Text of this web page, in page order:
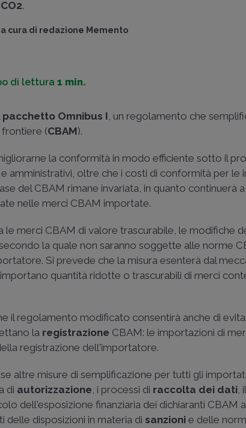
CO2.
a cura di redazione Memento
di lettura1 min.
pacchetto Omnibus I, un regolamento che
frontiere (CBAM).
la conformità in modo efficiente sotto il
amministrativi, oltre che i costi di conformità per le
del CBAM rimane invariata, in quanto continuerà
nelle merci CBAM importate.
merci CBAM di valore trascurabile, le modifiche
la quale non saranno soggette alle norme
Si prevede che la misura esenterà dal
quantità ridotte o trascurabili di merci
il regolamento modificato consentirà anche di
la registrazione CBAM: le importazioni di
registrazione dell'importatore.
altre misure di semplificazione per tutti gli
di autorizzazione, i processi di raccolta dei dati, il
dell'esposizione finanziaria dei dichiaranti CBAM
disposizioni in materia di sanzionie delle